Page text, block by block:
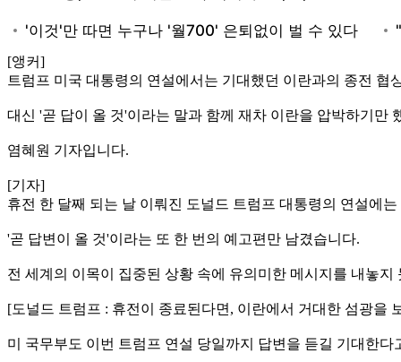
[앵커]
트럼프 미국 대통령의 연설에서는 기대했던 이란과의 종전 협
대신 '곧 답이 올 것'이라는 말과 함께 재차 이란을 압박하기만
염혜원 기자입니다.
[기자]
휴전 한 달째 되는 날 이뤄진 도널드 트럼프 대통령의 연설에
'곧 답변이 올 것'이라는 또 한 번의 예고편만 남겼습니다.
전 세계의 이목이 집중된 상황 속에 유의미한 메시지를 내놓
[도널드 트럼프 : 휴전이 종료된다면, 이란에서 거대한 섬광을
미 국무부도 이번 트럼프 연설 당일까지 답변을 듣길 기대한